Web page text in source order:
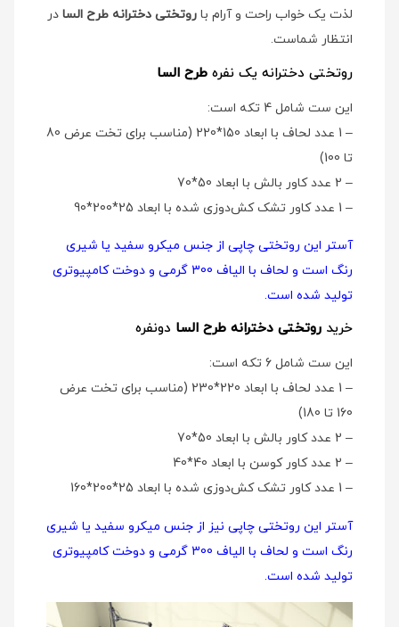
لذت یک خواب راحت و آرام با روتختی دخترانه طرح السا در
انتظار شماست.
روتختی دخترانه یک نفره طرح السا
این ست شامل 4 تکه است:
– 1 عدد لحاف با ابعاد 150*220 (مناسب برای تخت عرض 80
تا 100)
– 2 عدد کاور بالش با ابعاد 50*70
– 1 عدد کاور تشک کش‌دوزی شده با ابعاد 25*200*90
آستر این روتختی چاپی از جنس میکرو سفید یا شیری
رنگ است و لحاف با الیاف 300 گرمی و دوخت کامپیوتری
تولید شده است.
خرید روتختی دخترانه طرح السا دو‌نفره
این ست شامل 6 تکه است:
– 1 عدد لحاف با ابعاد 220*230 (مناسب برای تخت عرض
160 تا 180)
– 2 عدد کاور بالش با ابعاد 50*70
– 2 عدد کاور کوسن با ابعاد 40*40
– 1 عدد کاور تشک کش‌دوزی شده با ابعاد 25*200*160
آستر این روتختی چاپی نیز از جنس میکرو سفید یا شیری
رنگ است و لحاف با الیاف 300 گرمی و دوخت کامپیوتری
تولید شده است.